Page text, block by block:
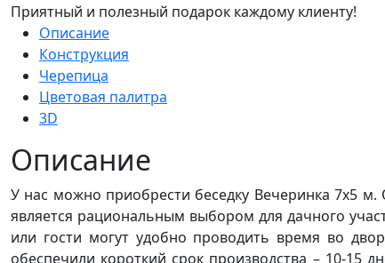
Приятный и полезный подарок каждому клиенту!
Описание
Конструкция
Черепица
Цветовая палитра
3D
Описание
У нас можно приобрести беседку Вечеринка 7х5
является рациональным выбором для дачного
или гости могут удобно проводить время во
обеспечили короткий срок производства – 10-15